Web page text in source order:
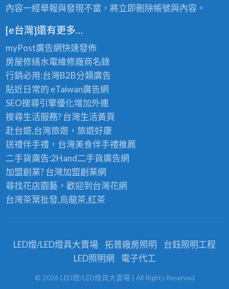
內容一經舉報與發現不當，將立即刪除帳號與內容。
[e台灣]還有更多…
myPost廣告網快速發佈
房屋修繕水電維修廠商名錄
行銷必用:台灣B2B分類廣告
貼近日常的 eTaiwan廣告網
SEO搜尋引擎優化增加外連
搜尋生活服務? 台灣生活黃頁
赴台遊,台灣旅遊，旅遊好康
送禮伴手禮，台灣美食伴手禮推薦
二手貨廣告:2Hand二手貨廣告網
加盟創業? 台灣加盟創業網
尋找花店園藝，歡迎到 台灣花網
台灣茶葉批發,烏龍茶,紅茶
LED燈/LED燈具大賣場 拓普廠房照明
台鈺照明工程
LED照明網
電子代工
© 2026 LED燈/LED燈具大賣場 | All Rights Reserved